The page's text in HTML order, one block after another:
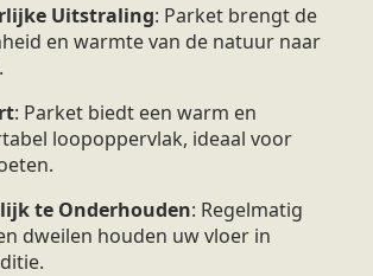
Uitstraling: Parket brengt de
en warmte van de natuur naar
: Parket biedt een warm en
loopoppervlak, ideaal voor
te Onderhouden: Regelmatig
dweilen houden uw vloer in